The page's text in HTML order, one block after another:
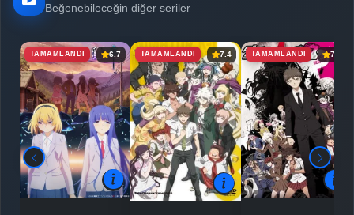
Beğenebileceğin diğer seriler
TAMAMLANDI 6.7 TAMAMLANDI 7.4 TAMAMLANDI 7.4